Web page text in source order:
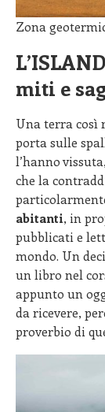
Zona
miti e
Una terra così
porta sulle
l’hanno
che la
abitanti, in
pubblicati e
mondo. Un
un libro nel
appunto un
da ricevere,
proverbio di